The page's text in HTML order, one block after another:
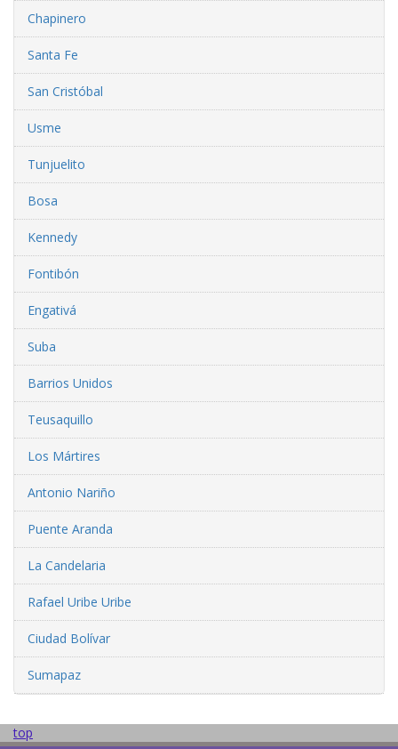
Chapinero
Santa Fe
San Cristóbal
Usme
Tunjuelito
Bosa
Kennedy
Fontibón
Engativá
Suba
Barrios Unidos
Teusaquillo
Los Mártires
Antonio Nariño
Puente Aranda
La Candelaria
Rafael Uribe Uribe
Ciudad Bolívar
Sumapaz
top